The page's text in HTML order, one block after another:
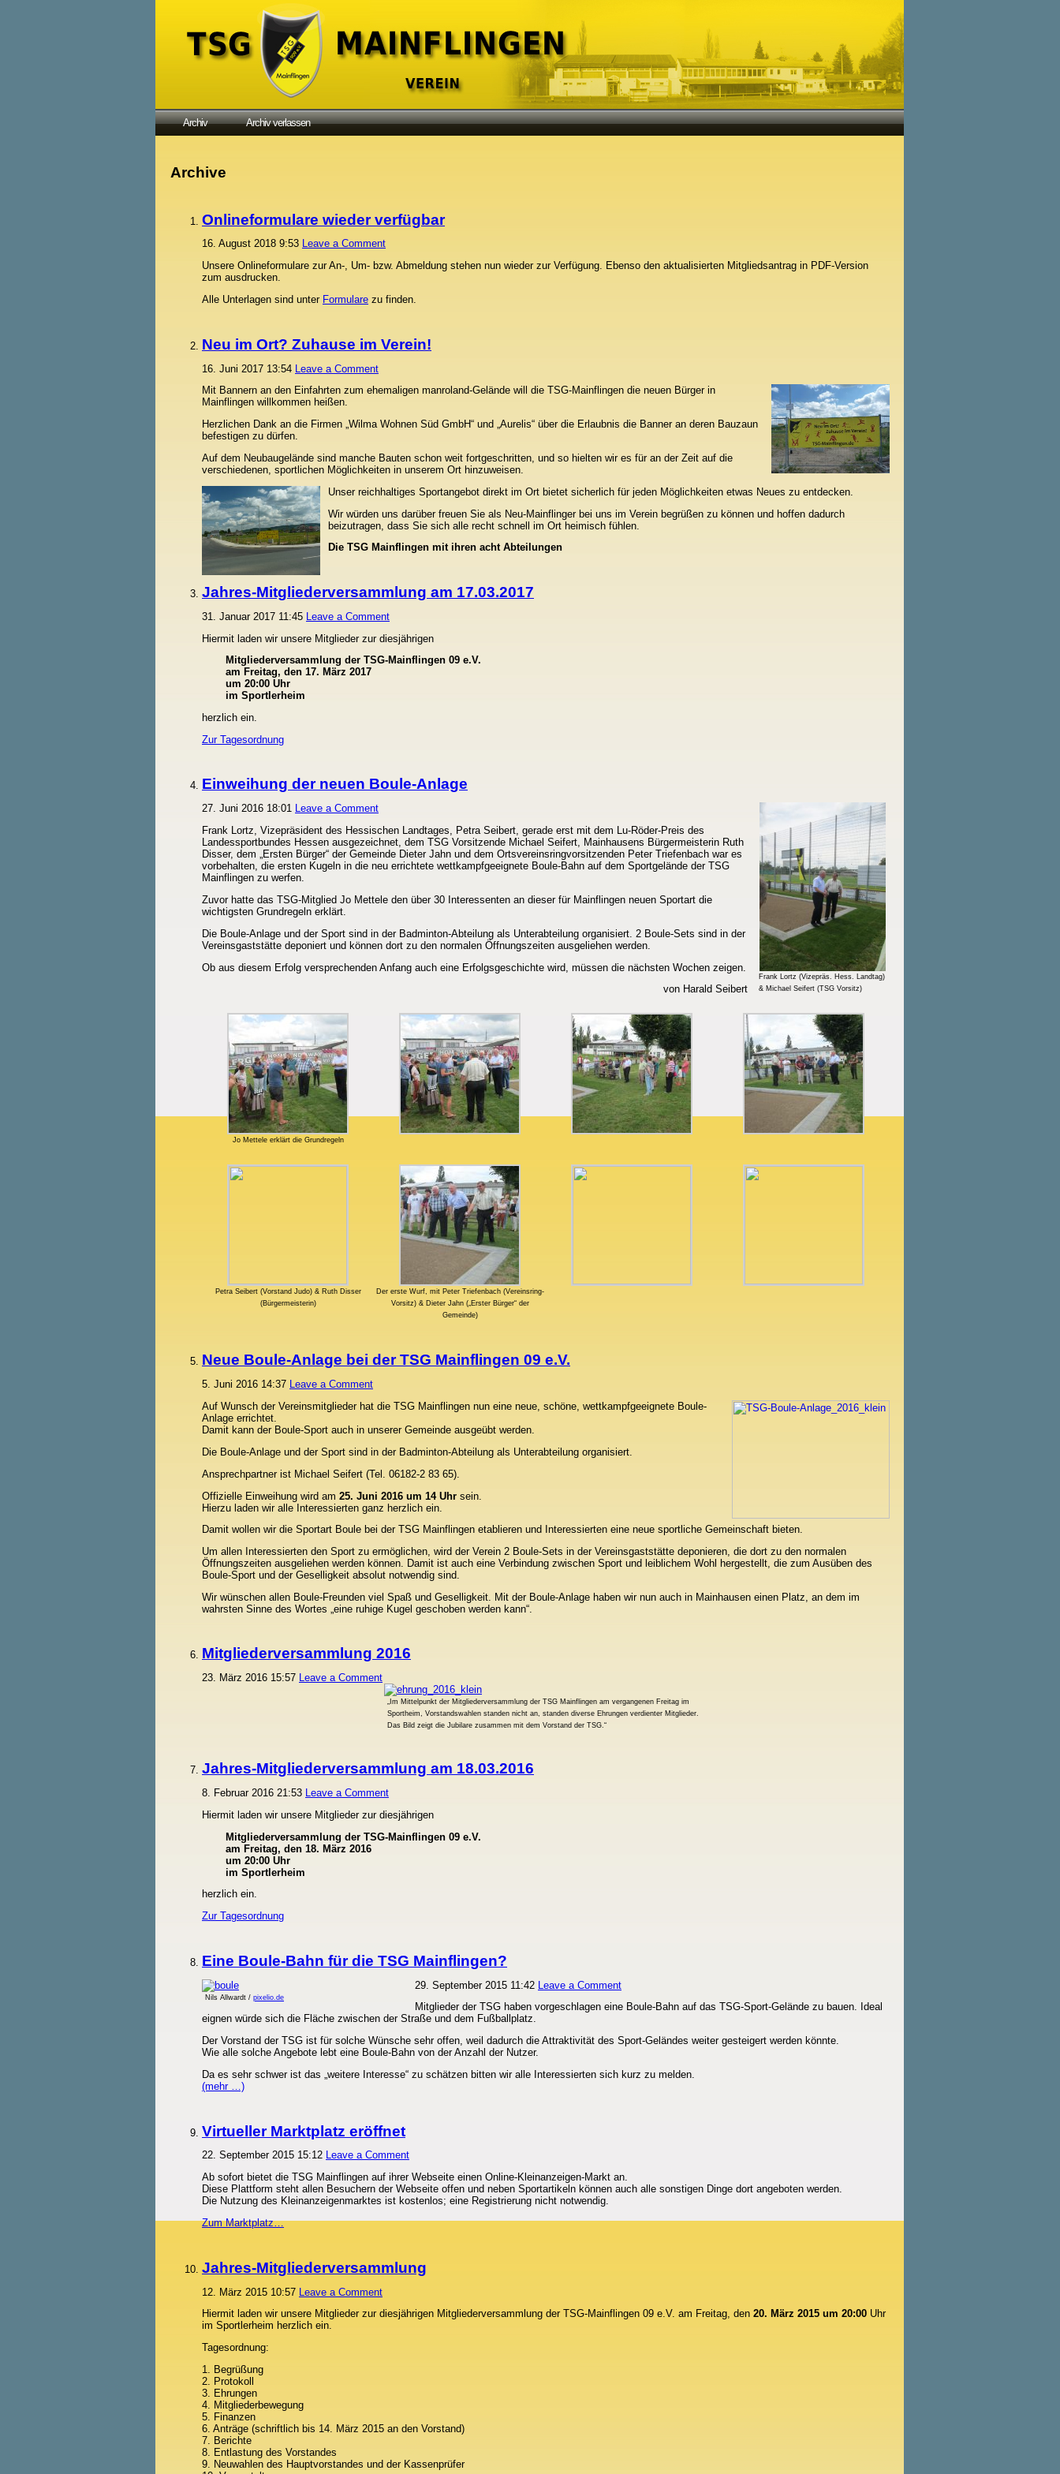
Archiv Archiv verlassen
Archive
Onlineformulare wieder verfügbar
16. August 2018 9:53 Leave a Comment
Unsere Onlineformulare zur An-, Um- bzw. Abmeldung stehen nun wieder zur Verfügung. Ebenso den aktualisierten Mitgliedsantrag in PDF-Version
zum ausdrucken.
Alle Unterlagen sind unter Formulare zu finden.
Neu im Ort? Zuhause im Verein!
16. Juni 2017 13:54 Leave a Comment
Mit Bannern an den Einfahrten zum ehemaligen manroland-Gelände will die TSG-Mainflingen die neuen Bürger in
Mainflingen willkommen heißen.
Herzlichen Dank an die Firmen „Wilma Wohnen Süd GmbH“ und „Aurelis“ über die Erlaubnis die Banner an deren Bauzaun
befestigen zu dürfen.
Auf dem Neubaugelände sind manche Bauten schon weit fortgeschritten, und so hielten wir es für an der Zeit auf die
verschiedenen, sportlichen Möglichkeiten in unserem Ort hinzuweisen.
Unser reichhaltiges Sportangebot direkt im Ort bietet sicherlich für jeden Möglichkeiten etwas Neues zu entdecken.
Wir würden uns darüber freuen Sie als Neu-Mainflinger bei uns im Verein begrüßen zu können und hoffen dadurch
beizutragen, dass Sie sich alle recht schnell im Ort heimisch fühlen.
Die TSG Mainflingen mit ihren acht Abteilungen
Jahres-Mitgliederversammlung am 17.03.2017
31. Januar 2017 11:45 Leave a Comment
Hiermit laden wir unsere Mitglieder zur diesjährigen
Mitgliederversammlung der TSG-Mainflingen 09 e.V.
am Freitag, den 17. März 2017
um 20:00 Uhr
im Sportlerheim
herzlich ein.
Zur Tagesordnung
Einweihung der neuen Boule-Anlage
27. Juni 2016 18:01 Leave a Comment
Frank Lortz (Vizepräs. Hess. Landtag)
& Michael Seifert (TSG Vorsitz)
Frank Lortz, Vizepräsident des Hessischen Landtages, Petra Seibert, gerade erst mit dem Lu-Röder-Preis des
Landessportbundes Hessen ausgezeichnet, dem TSG Vorsitzende Michael Seifert, Mainhausens Bürgermeisterin Ruth
Disser, dem „Ersten Bürger“ der Gemeinde Dieter Jahn und dem Ortsvereinsringvorsitzenden Peter Triefenbach war es
vorbehalten, die ersten Kugeln in die neu errichtete wettkampfgeeignete Boule-Bahn auf dem Sportgelände der TSG
Mainflingen zu werfen.
Zuvor hatte das TSG-Mitglied Jo Mettele den über 30 Interessenten an dieser für Mainflingen neuen Sportart die
wichtigsten Grundregeln erklärt.
Die Boule-Anlage und der Sport sind in der Badminton-Abteilung als Unterabteilung organisiert. 2 Boule-Sets sind in der
Vereinsgaststätte deponiert und können dort zu den normalen Öffnungszeiten ausgeliehen werden.
Ob aus diesem Erfolg versprechenden Anfang auch eine Erfolgsgeschichte wird, müssen die nächsten Wochen zeigen.
von Harald Seibert
Jo Mettele erklärt die Grundregeln
Petra Seibert (Vorstand Judo) & Ruth Disser
(Bürgermeisterin)
Der erste Wurf, mit Peter Triefenbach (Vereinsring-
Vorsitz) & Dieter Jahn („Erster Bürger“ der
Gemeinde)
Neue Boule-Anlage bei der TSG Mainflingen 09 e.V.
5. Juni 2016 14:37 Leave a Comment
Auf Wunsch der Vereinsmitglieder hat die TSG Mainflingen nun eine neue, schöne, wettkampfgeeignete Boule-
Anlage errichtet.
Damit kann der Boule-Sport auch in unserer Gemeinde ausgeübt werden.
Die Boule-Anlage und der Sport sind in der Badminton-Abteilung als Unterabteilung organisiert.
Ansprechpartner ist Michael Seifert (Tel. 06182-2 83 65).
Offizielle Einweihung wird am 25. Juni 2016 um 14 Uhr sein.
Hierzu laden wir alle Interessierten ganz herzlich ein.
Damit wollen wir die Sportart Boule bei der TSG Mainflingen etablieren und Interessierten eine neue sportliche Gemeinschaft bieten.
Um allen Interessierten den Sport zu ermöglichen, wird der Verein 2 Boule-Sets in der Vereinsgaststätte deponieren, die dort zu den normalen
Öffnungszeiten ausgeliehen werden können. Damit ist auch eine Verbindung zwischen Sport und leiblichem Wohl hergestellt, die zum Ausüben des
Boule-Sport und der Geselligkeit absolut notwendig sind.
Wir wünschen allen Boule-Freunden viel Spaß und Geselligkeit. Mit der Boule-Anlage haben wir nun auch in Mainhausen einen Platz, an dem im
wahrsten Sinne des Wortes „eine ruhige Kugel geschoben werden kann“.
Mitgliederversammlung 2016
23. März 2016 15:57 Leave a Comment
„Im Mittelpunkt der Mitgliederversammlung der TSG Mainflingen am vergangenen Freitag im
Sportheim, Vorstandswahlen standen nicht an, standen diverse Ehrungen verdienter Mitglieder.
Das Bild zeigt die Jubilare zusammen mit dem Vorstand der TSG.“
Jahres-Mitgliederversammlung am 18.03.2016
8. Februar 2016 21:53 Leave a Comment
Hiermit laden wir unsere Mitglieder zur diesjährigen
Mitgliederversammlung der TSG-Mainflingen 09 e.V.
am Freitag, den 18. März 2016
um 20:00 Uhr
im Sportlerheim
herzlich ein.
Zur Tagesordnung
Eine Boule-Bahn für die TSG Mainflingen?
29. September 2015 11:42 Leave a Comment
Nils Allwardt / pixelio.de
Mitglieder der TSG haben vorgeschlagen eine Boule-Bahn auf das TSG-Sport-Gelände zu bauen. Ideal
eignen würde sich die Fläche zwischen der Straße und dem Fußballplatz.
Der Vorstand der TSG ist für solche Wünsche sehr offen, weil dadurch die Attraktivität des Sport-Geländes weiter gesteigert werden könnte.
Wie alle solche Angebote lebt eine Boule-Bahn von der Anzahl der Nutzer.
Da es sehr schwer ist das „weitere Interesse“ zu schätzen bitten wir alle Interessierten sich kurz zu melden.
(mehr …)
Virtueller Marktplatz eröffnet
22. September 2015 15:12 Leave a Comment
Ab sofort bietet die TSG Mainflingen auf ihrer Webseite einen Online-Kleinanzeigen-Markt an.
Diese Plattform steht allen Besuchern der Webseite offen und neben Sportartikeln können auch alle sonstigen Dinge dort angeboten werden.
Die Nutzung des Kleinanzeigenmarktes ist kostenlos; eine Registrierung nicht notwendig.
Zum Marktplatz…
Jahres-Mitgliederversammlung
12. März 2015 10:57 Leave a Comment
Hiermit laden wir unsere Mitglieder zur diesjährigen Mitgliederversammlung der TSG-Mainflingen 09 e.V. am Freitag, den 20. März 2015 um 20:00 Uhr
im Sportlerheim herzlich ein.
Tagesordnung:
1. Begrüßung
2. Protokoll
3. Ehrungen
4. Mitgliederbewegung
5. Finanzen
6. Anträge (schriftlich bis 14. März 2015 an den Vorstand)
7. Berichte
8. Entlastung des Vorstandes
9. Neuwahlen des Hauptvorstandes und der Kassenprüfer